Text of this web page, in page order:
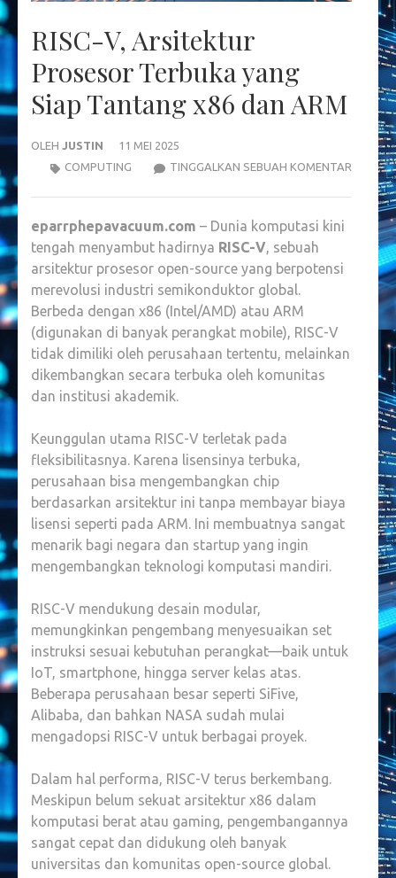
RISC-V, Arsitektur
Prosesor Terbuka yang
Siap Tantang x86 dan ARM
OLEH JUSTIN
11 MEI 2025
TINGGALKAN SEBUAH KOMENTAR RISC-
YANG
COMPUTING
eparrphepavacuum.com – Dunia komputasi kini
tengah menyambut hadirnya RISC-V, sebuah
arsitektur prosesor open-source yang berpotensi
merevolusi industri semikonduktor global.
Berbeda dengan x86 (Intel/AMD) atau ARM
(digunakan di banyak perangkat mobile), RISC-V
tidak dimiliki oleh perusahaan tertentu, melainkan
dikembangkan secara terbuka oleh komunitas
dan institusi akademik.
Keunggulan utama RISC-V terletak pada
fleksibilitasnya. Karena lisensinya terbuka,
perusahaan bisa mengembangkan chip
berdasarkan arsitektur ini tanpa membayar biaya
lisensi seperti pada ARM. Ini membuatnya sangat
menarik bagi negara dan startup yang ingin
mengembangkan teknologi komputasi mandiri.
RISC-V mendukung desain modular,
memungkinkan pengembang menyesuaikan set
instruksi sesuai kebutuhan perangkat—baik untuk
IoT, smartphone, hingga server kelas atas.
Beberapa perusahaan besar seperti SiFive,
Alibaba, dan bahkan NASA sudah mulai
mengadopsi RISC-V untuk berbagai proyek.
Dalam hal performa, RISC-V terus berkembang.
Meskipun belum sekuat arsitektur x86 dalam
komputasi berat atau gaming, pengembangannya
sangat cepat dan didukung oleh banyak
universitas dan komunitas open-source global.